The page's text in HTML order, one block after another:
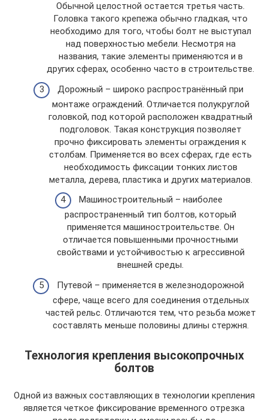
Обычной целостной остается третья часть.
Головка такого крепежа обычно гладкая, что
необходимо для того, чтобы болт не выступал
над поверхностью мебели. Несмотря на
названия, такие элементы применяются и в
других сферах, особенно часто в строительстве.
Дорожный – широко распространённый при
монтаже ограждений. Отличается полукруглой
головкой, под которой расположен квадратный
подголовок. Такая конструкция позволяет
прочно фиксировать элементы ограждения к
столбам. Применяется во всех сферах, где есть
необходимость фиксации тонких листов
металла, дерева, пластика и других материалов.
Машиностроительный – наиболее
распространенный тип болтов, который
применяется машиностроительстве. Он
отличается повышенными прочностными
свойствами и устойчивостью к агрессивной
внешней среды.
Путевой – применяется в железнодорожной
сфере, чаще всего для соединения отдельных
частей рельс. Отличаются тем, что резьба может
составлять меньше половины длины стержня.
Технология крепления высокопрочных
болтов
Одной из важных составляющих в технологии крепления
является четкое фиксирование временного отрезка